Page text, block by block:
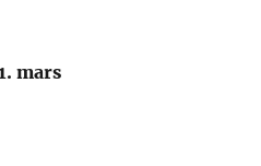
mars